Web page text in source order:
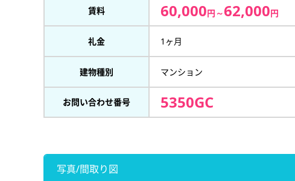
賃料 60,000円～62,000円
礼金 1ヶ月
建物種別 マンション
お問い合わせ番号 5350GC
写真/間取り図